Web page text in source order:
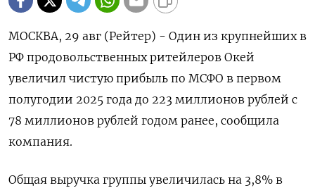
МОСКВА, 29 авг (Рейтер) - Один из крупнейших в
РФ продовольственных ритейлеров Окей
увеличил чистую прибыль по МСФО в первом
полугодии 2025 года до 223 миллионов рублей с
78 миллионов рублей годом ранее, сообщила
компания.
Общая выручка группы увеличилась на 3,8% в